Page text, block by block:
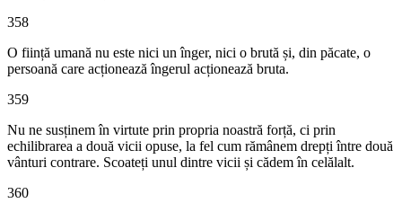
358
O ființă umană nu este nici un înger, nici o brută și, din păcate, o
persoană care acționează îngerul acționează bruta.
359
Nu ne susținem în virtute prin propria noastră forță, ci prin
echilibrarea a două vicii opuse, la fel cum rămânem drepți între două
vânturi contrare. Scoateți unul dintre vicii și cădem în celălalt.
360